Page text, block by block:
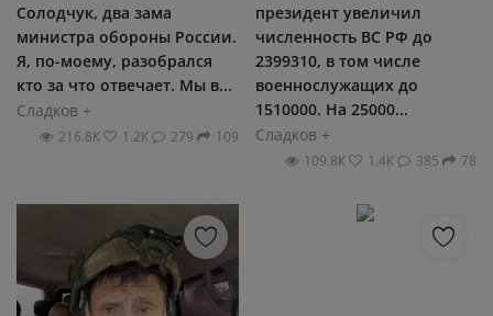
Солодчук, два зама
министра обороны России.
Я, по-моему, разобрался
кто за что отвечает. Мы в...
Сладков +
216.8К 1.2К 279 109
президент увеличил
численность ВС РФ до
2399310, в том числе
военнослужащих до
1510000. На 25000...
Сладков +
109.8К 1.4К 385 78